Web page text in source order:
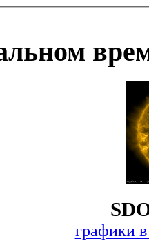
графики